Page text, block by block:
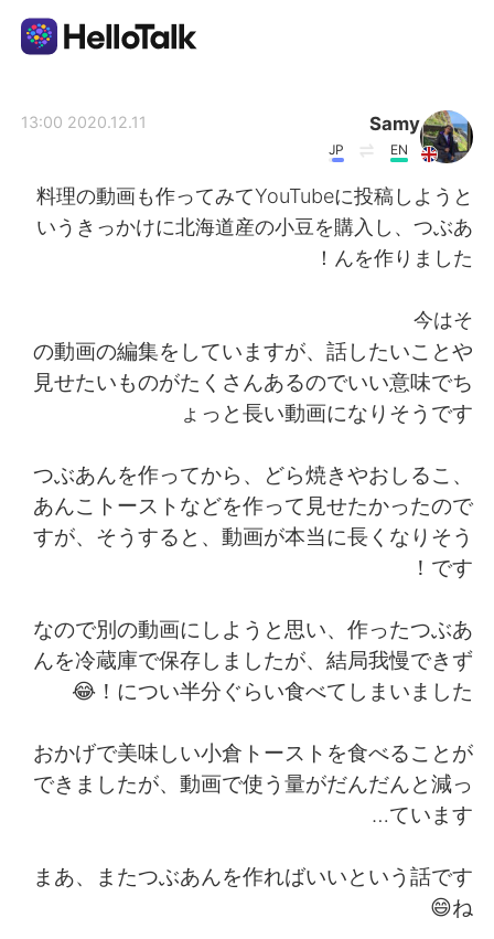
العربية
繁體中文 Español
日本語 한국어
Türkçe Tiếng Việt
Samy
EN
JP
2020.12.11 13:00
料理の動画も作ってみてYouTubeに投稿しようと
いうきっかけに北海道産の小豆を購入し、つぶあ
んを作りました！
今はそ
の動画の編集をしていますが、話したいことや
見せたいものがたくさんあるのでいい意味でち
ょっと長い動画になりそうです
つぶあんを作ってから、どら焼きやおしるこ、
あんこトーストなどを作って見せたかったので
すが、そうすると、動画が本当に長くなりそう
です！
なので別の動画にしようと思い、作ったつぶあ
んを冷蔵庫で保存しましたが、結局我慢できず
につい半分ぐらい食べてしまいました！😂
おかげで美味しい小倉トーストを食べることが
できましたが、動画で使う量がだんだんと減っ
ています…
まあ、またつぶあんを作ればいいという話です
ね😄